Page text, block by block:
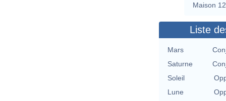
Maison 12
Liste
Mars
Saturne
Soleil
Lune